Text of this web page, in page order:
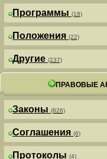
Программы (18)
Положения (22)
Другие (237)
ПРАВОВЫЕ
Законы (826)
Соглашения (6)
Протоколы (4)